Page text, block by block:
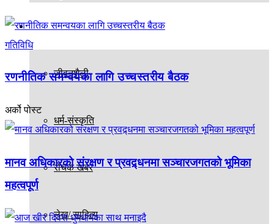
अन्य
जीवनशैली
धर्म-संस्कृति
रोचक खबर
लेख/ साहित्य
गतिविधि
रणनीतिक समन्वयका लागि उच्चस्तरीय बैठक
अर्को पोस्ट
मानव अधिकारको संरक्षण र प्रवद्र्धनमा सञ्चारजगतको भूमिका
महत्वपूर्ण